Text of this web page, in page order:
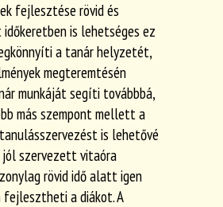
fejlesztése rövid és
is lehetséges ez
a tanár helyzetét,
megteremtésén
munkáját segíti továbbbá,
más szempont mellett a
is lehetővé
szervezett vitaóra
rövid idő alatt igen
a diákot. A